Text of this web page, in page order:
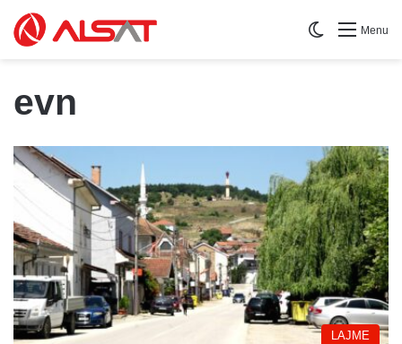
Menu
Switch skin
evn
LAJME